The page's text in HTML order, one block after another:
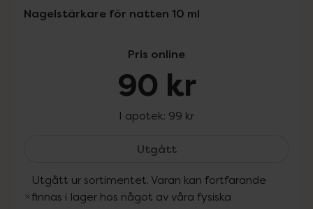
Nagelstärkare för natten 10 ml
Pris online
90 kr
I apotek: 99 kr
UtgåttDepend O2 Strength
Utgått ur sortimentet. Varan kan fortfarande
finnas i lager hos något av våra fysiska